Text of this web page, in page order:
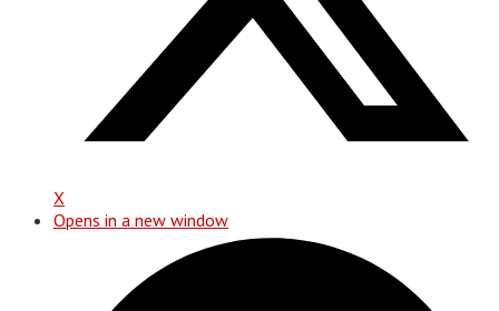
X
Opens in a new window